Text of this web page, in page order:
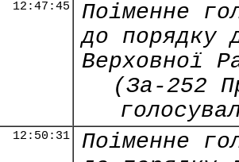
12:47:45
Поіменне
до порядку
Верховної
(За-252
12:50:31
Поіменне